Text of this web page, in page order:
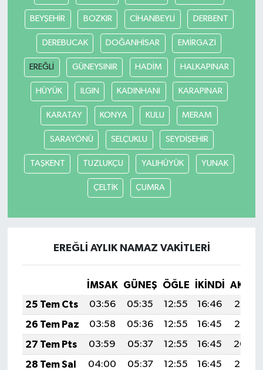
BEYŞEHİR BOZKIR CİHANBEYLİ DERBENT
DEREBUCAK DOĞANHİSAR EMİRGAZİ
EREĞLİ GÜNEYSINIR HADİM HALKAPINAR
HÜYÜK ILGIN KADINHANI KARAPINAR
KARATAY KONYA KULU MERAM
SARAYÖNÜ SELÇUKLU SEYDİŞEHİR
TAŞKENT TUZLUKÇU YALIHÜYÜK YUNAK
ÇELTİK ÇUMRA
EREĞLİ AYLIK NAMAZ VAKITLERI
İMSAK GÜNEŞ ÖĞLE İKINDI
25 Tem Cts
03:56 05:35 12:55 16:46
20:06
26 Tem Paz
03:58 05:36 12:55 16:45
20:05
27 Tem Pts
03:59 05:37 12:55 16:45
20:04
28 Tem Sal
04:00 05:37 12:55 16:45
20:03
KÜLTÜR SANAT